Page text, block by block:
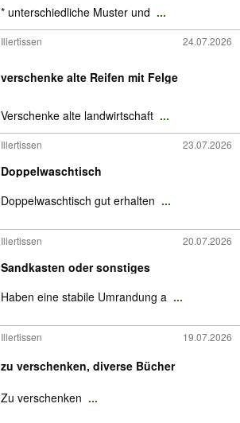
* unterschiedliche Muster und ...
Illertissen 24.07.2026
verschenke alte Reifen mit Felge
Verschenke alte landwirtschaft ...
Illertissen 23.07.2026
Doppelwaschtisch
Doppelwaschtisch gut erhalten ...
Illertissen 20.07.2026
Sandkasten oder sonstiges
Haben eine stabile Umrandung a ...
Illertissen 19.07.2026
zu verschenken, diverse Bücher
Zu verschenken ...